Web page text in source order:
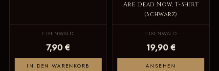
EISENWALD
7,90 €
IN DEN WARENKORB
Are Dead Now, T-Shirt
(Schwarz)
EISENWALD
19,90 €
ANSEHEN